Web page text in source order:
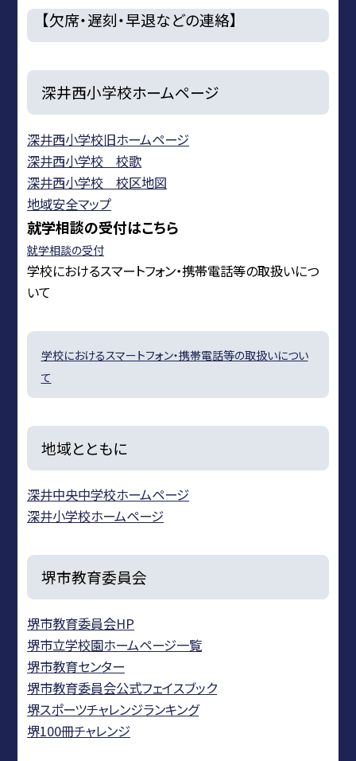
【欠席・遅刻・早退などの連絡】
深井西小学校ホームページ
深井西小学校旧ホームページ
深井西小学校 校歌
深井西小学校 校区地図
地域安全マップ
就学相談の受付はこちら
就学相談の受付
学校におけるスマートフォン・携帯電話等の取扱いにつ
いて
学校におけるスマートフォン・携帯電話等の取扱いについ
て
地域とともに
深井中央中学校ホームページ
深井小学校ホームページ
堺市教育委員会
堺市教育委員会HP
堺市立学校園ホームページ一覧
堺市教育センター
堺市教育委員会公式フェイスブック
堺スポーツチャレンジランキング
堺100冊チャレンジ